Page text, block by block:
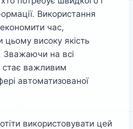
Використання
час,
цьому високу якість
Зважаючи на всі
стає важливим
автоматизованої
використовувати цей